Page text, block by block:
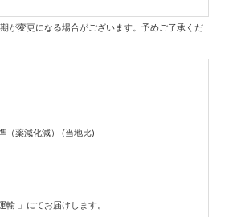
が変更になる場合がございます。予めご了承くだ
（薬減化減） (当地比)
」にてお届けします。